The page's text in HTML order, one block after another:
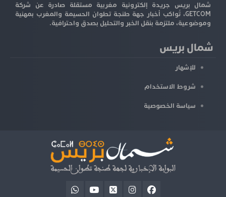
شمال بريس جريدة إلكترونية مغربية مستقلة صادرة عن شركة
GETCOM، تُواكب أخبار جهة طنجة تطوان الحسيمة والمغرب بمهنية
وموضوعية، ملتزمة بنقل الخبر والتحليل بصدق واحترافية.
شمال بريس
للإشهار
شروط الاستخدام
سياسة الخصوصية